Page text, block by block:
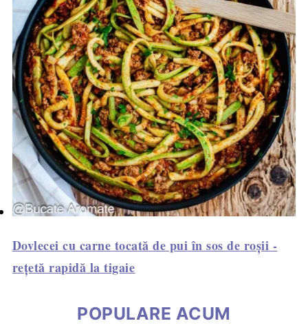
Dovlecei cu carne tocată de pui în sos de roșii -
rețetă rapidă la tigaie
POPULARE ACUM